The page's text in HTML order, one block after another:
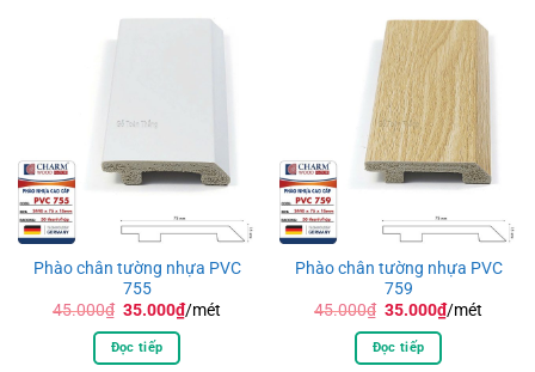
Phào chân tường nhựa PVC
755
45.000₫ Giá
là:
45.000₫.
35.000₫Giá
hiện
/mét
Đọc tiếp
Phào chân tường nhựa PVC
759
45.000₫ Giá
là:
45.000₫.
35.000₫Giá
hiện
/mét
Đọc tiếp